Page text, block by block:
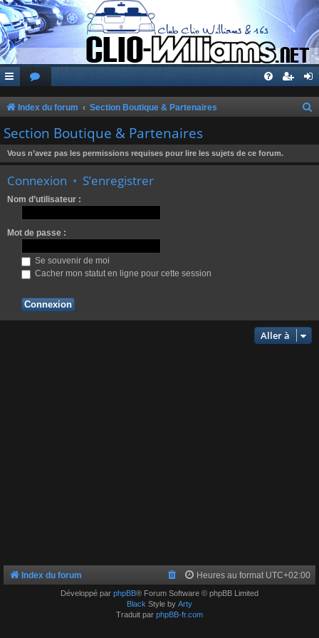
Index du forum Section Boutique & Partenaires
c
h
Section Boutique & Partenaires
Vous n’avez pas les permissions requises pour lire les sujets de ce forum.
Connexion • S’enregistrer
Nom d’utilisateur :
Mot de passe :
Se souvenir de moi
Cacher mon statut en ligne pour cette session
Aller à
Index du forum Heures au format UTC+02:00
Développé par phpBB® Forum Software © phpBB Limited
Black Style by Arty
Traduit par phpBB-fr.com